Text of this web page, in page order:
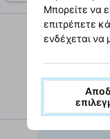
Προσθήκη
καλάθι
Μπορείτε να
επιτρέπετε
ενδέχεται να